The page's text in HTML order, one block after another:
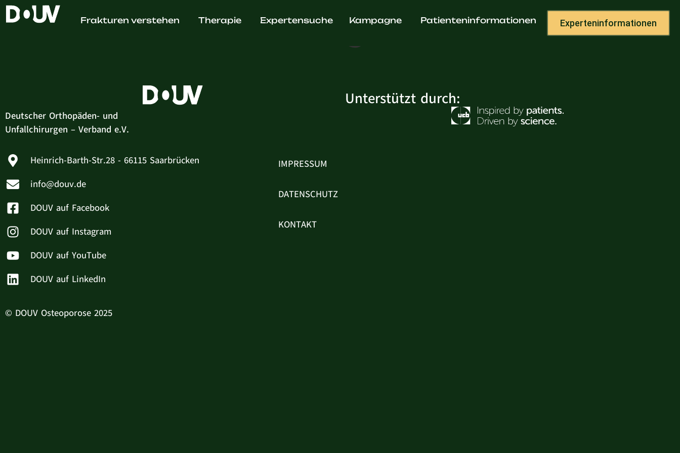
Frakturen verstehen Therapie Expertensuche Kampagne Patienteninformationen Experteninformationen
Hanna Bonnyai
Deutscher Orthopäden- und
Unfallchirurgen – Verband e.V.
Unterstützt durch:
Heinrich-Barth-Str.28 - 66115 Saarbrücken
info@douv.de
DOUV auf Facebook
DOUV auf Instagram
DOUV auf YouTube
DOUV auf LinkedIn
IMPRESSUM
DATENSCHUTZ
KONTAKT
© DOUV Osteoporose 2025